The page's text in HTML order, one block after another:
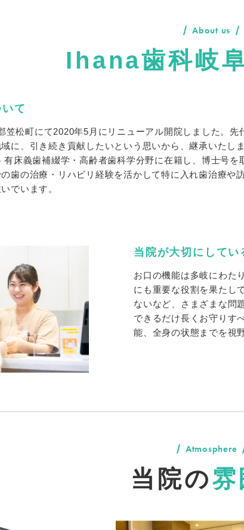
About us
Ihana歯科岐
て
笠松町にて2020年5月にリニューアル開院しました。先
に、引き続き貢献したいという思いから、継承いたし
床義歯補綴学・高齢者歯科学分野に在籍し、博士号を
歯の治療・リハビリ経験を活かして特に入れ歯治療や
でいます。
当院が大切にしてい
お口の機能は多岐にわた
にも重要な役割を果たし
ないなど、さまざまな問
できるだけ長くお守りす
能、全身の状態までを視
Atmosphere
当院の雰